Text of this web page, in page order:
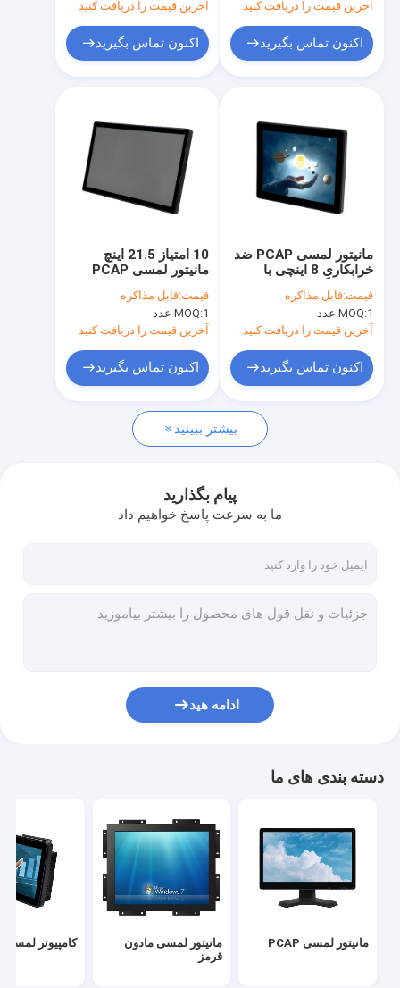
محصولات
دربارهی ما
کارخانه تور
تماس با ما
اخبار
همه موارد
کامپیوتر لمسی AIO
صفحه نمایش لمسی PCAP
پنل ال سی دی TFT
صفحه نمایش لمسی موج آکوستیک سطحی
صفحه نمایش لمسی مقاومتی
صفحه نمایش لمسی منحنی
آخرین قیمت را دریافت کنید
اکنون تماس بگیرید
آخرین قیمت را دریافت کنید
اکنون تماس بگیرید
10 امتیاز 21.5 اینچ
مانیتور لمسی PCAP
صنعتی
قیمت:قابل مذاکره
MOQ:1 عدد
آخرین قیمت را دریافت کنید
اکنون تماس بگیرید
مانیتور لمسی PCAP ضد
خرابکاری 8 اینچی با
قیمت:قابل مذاکره
MOQ:1 عدد
آخرین قیمت را دریافت کنید
اکنون تماس بگیرید
بیشتر ببینید
پیام بگذارید
ما به سرعت پاسخ خواهیم داد
ادامه هید
دسته بندی های ما
مانیتور لمسی PCAP
مانیتور لمسی مادون
قرمز
کامپیوتر لمسی AIO